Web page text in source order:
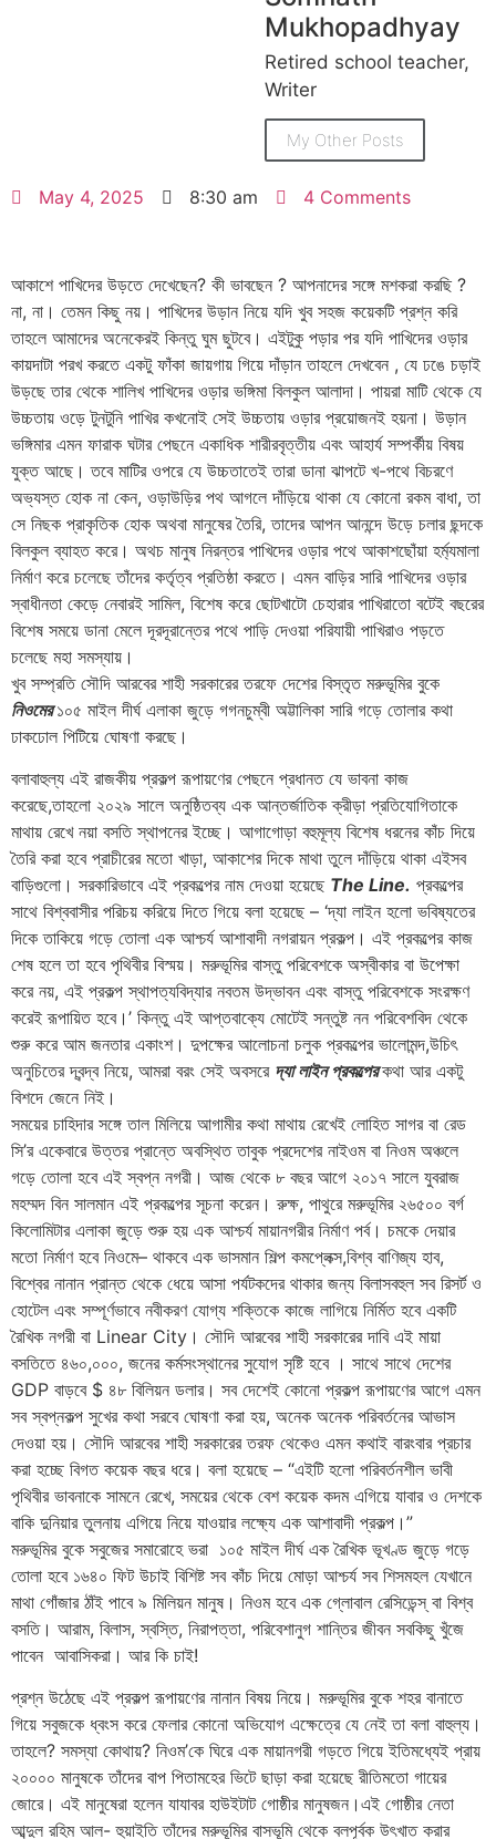
Mukhopadhyay
Retired school teacher,
Writer
My Other Posts
May 4, 2025 8:30 am 4 Comments
আকাশে পাখিদের উড়তে দেখেছেন? কী ভাবছেন ? আপনাদের সঙ্গে মশকরা করছি ?
না, না। তেমন কিছু নয়। পাখিদের উড়ান নিয়ে যদি খুব সহজ কয়েকটি প্রশ্ন করি
তাহলে আমাদের অনেকেরই কিন্তু ঘুম ছুটবে। এইটুকু পড়ার পর যদি পাখিদের ওড়ার
কায়দাটা পরখ করতে একটু ফাঁকা জায়গায় গিয়ে দাঁড়ান তাহলে দেখবেন , যে ঢঙে চড়াই
উড়ছে তার থেকে শালিখ পাখিদের ওড়ার ভঙ্গিমা বিলকুল আলাদা। পায়রা মাটি থেকে যে
উচ্চতায় ওড়ে টুনটুনি পাখির কখনোই সেই উচ্চতায় ওড়ার প্রয়োজন‌ই হয়না। উড়ান
ভঙ্গিমার এমন ফারাক ঘটার পেছনে একাধিক শারীরবৃত্তীয় এবং আহার্য সম্পর্কীয় বিষয়
যুক্ত আছে। তবে মাটির ওপরে যে উচ্চতাতেই তারা ডানা ঝাপটে খ-পথে বিচরণে
অভ্যস্ত হোক না কেন, ওড়াউড়ির পথ আগলে দাঁড়িয়ে থাকা যে কোনো রকম বাধা, তা
সে নিছক প্রাকৃতিক হোক অথবা মানুষের তৈরি, তাদের আপন আনন্দে উড়ে চলার ছন্দকে
বিলকুল ব্যাহত করে। অথচ মানুষ নিরন্তর পাখিদের ওড়ার পথে আকাশছোঁয়া হর্ম্যমালা
নির্মাণ করে চলেছে তাঁদের কর্তৃত্ব প্রতিষ্ঠা করতে। এমন বাড়ির সারি পাখিদের ওড়ার
স্বাধীনতা কেড়ে নেবার‌ই সামিল, বিশেষ করে ছোটখাটো চেহারার পাখিরাতো বটেই বছরের
বিশেষ সময়ে ডানা মেলে দূরদূরান্তের পথে পাড়ি দেওয়া পরিযায়ী পাখিরাও পড়তে
চলেছে মহা সমস্যায়।
খুব সম্প্রতি সৌদি আরবের শাহী সরকারের তরফে দেশের বিস্তৃত মরুভূমির বুকে
নিওমের১০৫ মাইল দীর্ঘ এলাকা জুড়ে গগনচুম্বী অট্টালিকা সারি গড়ে তোলার কথা
ঢাকঢোল পিটিয়ে ঘোষণা করছে।
বলাবাহুল্য এই রাজকীয় প্রকল্প রূপায়ণের পেছনে প্রধানত যে ভাবনা কাজ
করেছে,তাহলো ২০২৯ সালে অনুষ্ঠিতব্য এক আন্তর্জাতিক ক্রীড়া প্রতিযোগিতাকে
মাথায় রেখে নয়া বসতি স্থাপনের ইচ্ছে। আগাগোড়া বহুমূল্য বিশেষ ধরনের কাঁচ দিয়ে
তৈরি করা হবে প্রাচীরের মতো খাড়া, আকাশের দিকে মাথা তুলে দাঁড়িয়ে থাকা এইসব
বাড়িগুলো। সরকারিভাবে এই প্রকল্পের নাম দেওয়া হয়েছে The Line. প্রকল্পের
সাথে বিশ্ববাসীর পরিচয় করিয়ে দিতে গিয়ে বলা হয়েছে – ‘দ্যা লাইন হলো ভবিষ্যতের
দিকে তাকিয়ে গড়ে তোলা এক আশ্চর্য আশাবাদী নগরায়ন প্রকল্প। এই প্রকল্পের কাজ
শেষ হলে তা হবে পৃথিবীর বিস্ময়। মরুভূমির বাস্তু পরিবেশকে অস্বীকার বা উপেক্ষা
করে নয়, এই প্রকল্প স্থাপত্যবিদ্যার নবতম উদ্ভাবন এবং বাস্তু পরিবেশকে সংরক্ষণ
করেই রূপায়িত হবে।’ কিন্তু এই আপ্তবাক্যে মোটেই সন্তুষ্ট নন পরিবেশবিদ থেকে
শুরু করে আম জনতার একাংশ। দুপক্ষের আলোচনা চলুক প্রকল্পের ভালোমন্দ,উচিৎ
অনুচিতের দ্বন্দ্ব নিয়ে, আমরা বরং সেই অবসরে দ্যা লাইন প্রকল্পেরকথা আর একটু
বিশদে জেনে নিই।
সময়ের চাহিদার সঙ্গে তাল মিলিয়ে আগামীর কথা মাথায় রেখেই লোহিত সাগর বা রেড
সি’র একেবারে উত্তর প্রান্তে অবস্থিত তাবুক প্রদেশের নাইওম বা নিওম অঞ্চলে
গড়ে তোলা হবে এই স্বপ্ন নগরী। আজ থেকে ৮ বছর আগে ২০১৭ সালে যুবরাজ
মহম্মদ বিন সালমান এই প্রকল্পের সূচনা করেন। রুক্ষ, পাথুরে মরুভূমির ২৬৫০০ বর্গ
কিলোমিটার এলাকা জুড়ে শুরু হয় এক আশ্চর্য মায়ানগরীর নির্মাণ পর্ব। চমকে দেয়ার
মতো নির্মাণ হবে নিওমে– থাকবে এক ভাসমান শিল্প কমপ্লেক্স,বিশ্ব বাণিজ্য হাব,
বিশ্বের নানান প্রান্ত থেকে ধেয়ে আসা পর্যটকদের থাকার জন্য বিলাসবহুল সব রিসর্ট ও
হোটেল এবং সম্পূর্ণভাবে নবীকরণ যোগ্য শক্তিকে কাজে লাগিয়ে নির্মিত হবে একটি
রৈখিক নগরী বা Linear City। সৌদি আরবের শাহী সরকারের দাবি এই মায়া
বসতিতে ৪৬০,০০০, জনের কর্মসংস্থানের সুযোগ সৃষ্টি হবে । সাথে সাথে দেশের
GDP বাড়বে $ ৪৮ বিলিয়ন ডলার। সব দেশেই কোনো প্রকল্প রূপায়ণের আগে এমন
সব স্বপ্নকল্প সুখের কথা সরবে ঘোষণা করা হয়, অনেক অনেক পরিবর্তনের আভাস
দেওয়া হয়। সৌদি আরবের শাহী সরকারের তরফ থেকেও এমন কথাই বারংবার প্রচার
করা হচ্ছে বিগত কয়েক বছর ধরে। বলা হয়েছে – “এইটি হলো পরিবর্তনশীল ভাবী
পৃথিবীর ভাবনাকে সামনে রেখে, সময়ের থেকে বেশ কয়েক কদম এগিয়ে যাবার ও দেশকে
বাকি দুনিয়ার তুলনায় এগিয়ে নিয়ে যাওয়ার লক্ষ্যে এক আশাবাদী প্রকল্প।”
মরুভূমির বুকে সবুজের সমারোহে ভরা ১০৫ মাইল দীর্ঘ এক রৈখিক ভূখণ্ড জুড়ে গড়ে
তোলা হবে ১৬৪০ ফিট উচাই বিশিষ্ট সব কাঁচ দিয়ে মোড়া আশ্চর্য সব শিসমহল যেখানে
মাথা গোঁজার ঠাঁই পাবে ৯ মিলিয়ন মানুষ। নিওম হবে এক গ্লোবাল রেসিডেন্স্ বা বিশ্ব
বসতি। আরাম, বিলাস, স্বস্তি, নিরাপত্তা, পরিবেশানুগ শান্তির জীবন সবকিছু খুঁজে
পাবেন আবাসিকরা। আর কি চাই!
প্রশ্ন উঠেছে এই প্রকল্প রূপায়ণের নানান বিষয় নিয়ে। মরুভূমির বুকে শহর বানাতে
গিয়ে সবুজকে ধ্বংস করে ফেলার কোনো অভিযোগ এক্ষেত্রে যে নেই তা বলা বাহুল্য।
তাহলে? সমস্যা কোথায়? নিওম’কে ঘিরে এক মায়ানগরী গড়তে গিয়ে ইতিমধ্যেই প্রায়
২০০০০ মানুষকে তাঁদের বাপ পিতামহের ভিটে ছাড়া করা হয়েছে রীতিমতো গায়ের
জোরে। এই মানুষেরা হলেন যাযাবর হাউইটাট গোষ্ঠীর মানুষজন।এই গোষ্ঠীর নেতা
আব্দুল রহিম আল- হুয়াইতি তাঁদের মরুভূমির বাসভূমি থেকে বলপূর্বক উৎখাত করার